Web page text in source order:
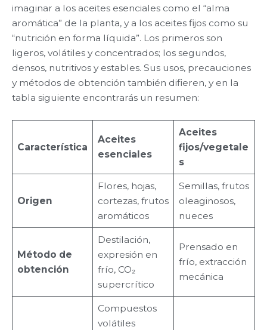
imaginar a los aceites esenciales como el “alma
aromática” de la planta, y a los aceites fijos como su
“nutrición en forma líquida”. Los primeros son
ligeros, volátiles y concentrados; los segundos,
densos, nutritivos y estables. Sus usos, precauciones
y métodos de obtención también difieren, y en la
tabla siguiente encontrarás un resumen:
Característica
Aceites
esenciales
Aceites
fijos/vegetale
s
Origen
Flores, hojas,
cortezas, frutos
aromáticos
Semillas, frutos
oleaginosos,
nueces
Método de
obtención
Destilación,
expresión en
frío, CO₂
supercrítico
Prensado en
frío, extracción
mecánica
Compuestos
volátiles